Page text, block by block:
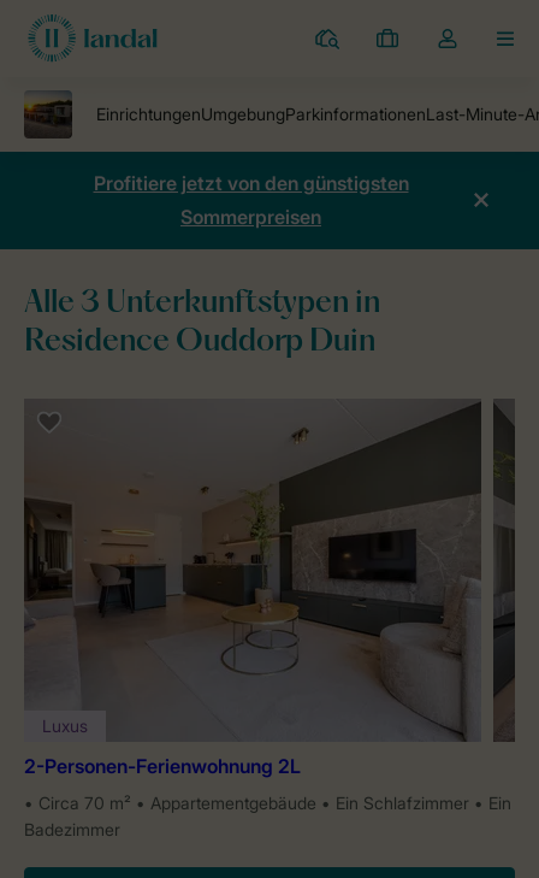
Ferienparks
Meine
Dropdown-
öffnen
Profitiere jetzt von den günstigsten
Sommerpreisen
Ferienparks Residence Ouddorp Duin Unterkünfte
Alle 3 Unterkunftstypen in
Residence Ouddorp Duin
Luxus
2-Personen-Ferienwohnung 2L
Circa 70 m² Appartementgebäude Ein Schlafzimmer
Ein
Badezimmer